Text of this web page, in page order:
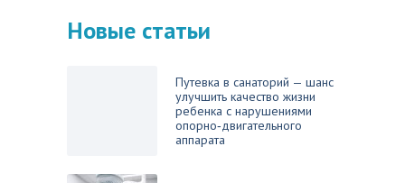
Новые статьи
Путевка в санаторий — шанс
улучшить качество жизни
ребенка с нарушениями
опорно‑двигательного
аппарата